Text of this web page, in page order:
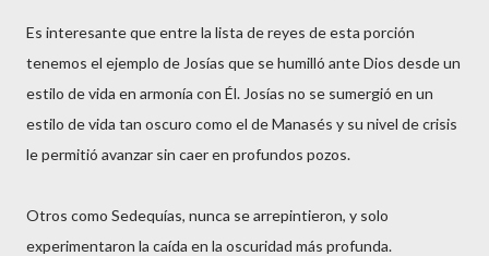
Es interesante que entre la lista de reyes de esta porción
tenemos el ejemplo de Josías que se humilló ante Dios desde un
estilo de vida en armonía con Él. Josías no se sumergió en un
estilo de vida tan oscuro como el de Manasés y su nivel de crisis
le permitió avanzar sin caer en profundos pozos.
Otros como Sedequías, nunca se arrepintieron, y solo
experimentaron la caída en la oscuridad más profunda.